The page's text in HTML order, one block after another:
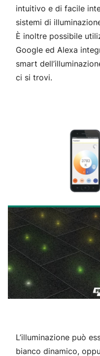
intuitivo e di facile
sistemi di
È inoltre possibile
Google ed Alexa
smart
ci si trovi.
L’illuminazione può
bianco dinamico,